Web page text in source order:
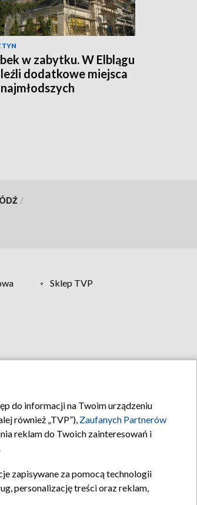
w zabytku. W Elblągu
dodatkowe miejsca
/
Sklep TVP
do informacji na Twoim urządzeniu
również „TVP”), Zaufanych Partnerów
reklam do Twoich zainteresowań i
zapisywane za pomocą technologii
personalizację treści oraz reklam,